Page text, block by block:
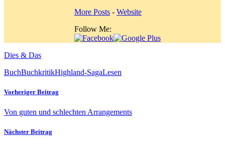
More Posts - Website
Follow Me:
Dies & Das
BuchBuchkritikHighland-SagaLesen
Vorheriger Beitrag
Von guten und schlechten Arrangements
Nächster Beitrag